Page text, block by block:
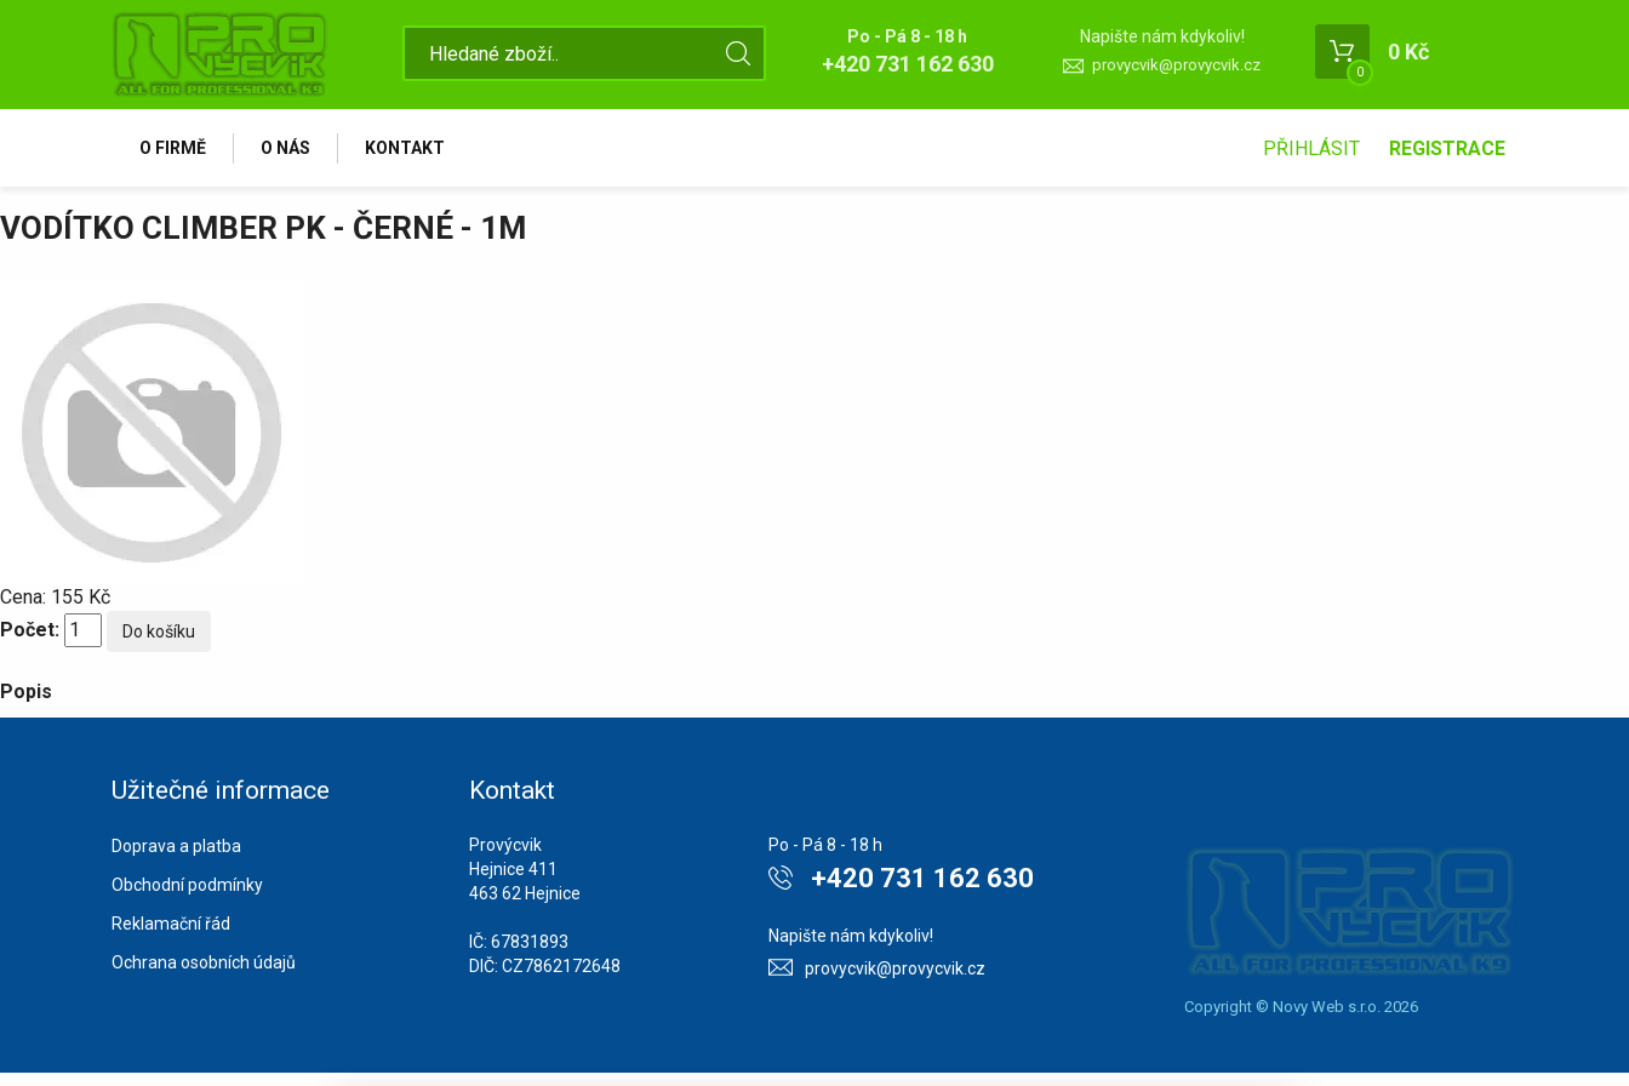
Po - Pá 8 - 18 h
+420 731 162 630
Napište nám kdykoliv!
provycvik@provycvik.cz 0
0 Kč
O FIRMĚ O NÁS KONTAKT PŘIHLÁSIT REGISTRACE
VODÍTKO CLIMBER PK - ČERNÉ - 1M
Cena: 155 Kč
Počet:
Popis
Užitečné informace
Doprava a platba
Obchodní podmínky
Reklamační řád
Ochrana osobních údajů
Kontakt
Provýcvik
Hejnice 411
463 62 Hejnice
IČ: 67831893
DIČ: CZ7862172648
Po - Pá 8 - 18 h
+420 731 162 630
Napište nám kdykoliv!
provycvik@provycvik.cz
Copyright © Novy Web s.r.o. 2026